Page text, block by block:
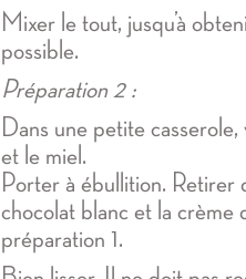
Mixer le tout, jusqu’à
possible.
Préparation 2 :
Dans une petite
et le miel.
Porter à ébullition.
chocolat blanc et la crème
préparation 1.